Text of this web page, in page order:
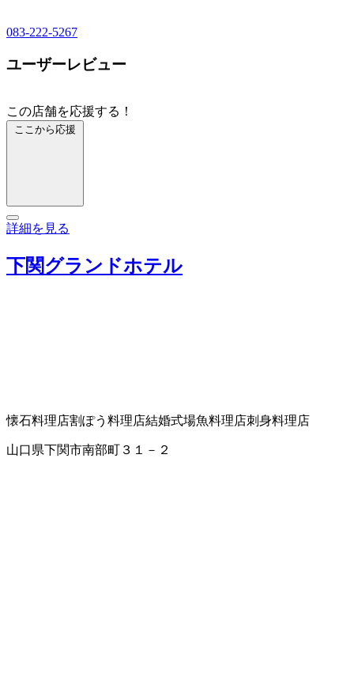
083-222-5267
ユーザーレビュー
この店舗を応援する！
ここから応援
詳細を見る
下関グランドホテル
懐石料理店割ぽう料理店結婚式場魚料理店刺身料理店
山口県下関市南部町３１－２